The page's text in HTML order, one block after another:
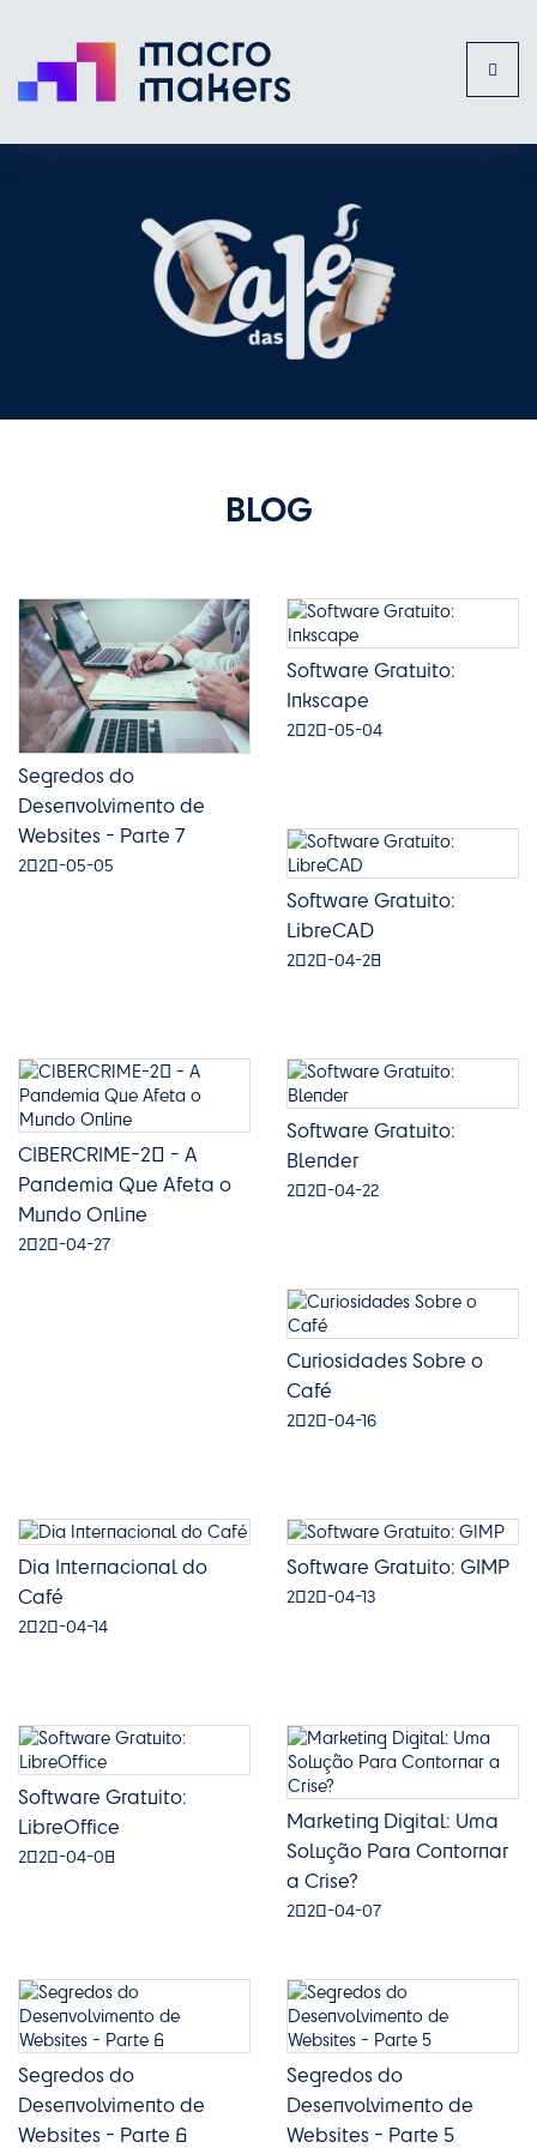
Toggle
BLOG
Segredos do
Desenvolvimento de
Websites - Parte 7
2020-05-05
Software Gratuito:
Inkscape
2020-05-04
Software Gratuito:
LibreCAD
2020-04-28
CIBERCRIME-20 - A
Pandemia Que Afeta o
Mundo Online
2020-04-27
Software Gratuito:
Blender
2020-04-22
Curiosidades Sobre o
Café
2020-04-16
Dia Internacional do
Café
2020-04-14
Software Gratuito: GIMP
2020-04-13
Software Gratuito:
LibreOffice
2020-04-08
Marketing Digital: Uma
Solução Para Contornar
a Crise?
2020-04-07
Segredos do
Desenvolvimento de
Websites - Parte 6
Segredos do
Desenvolvimento de
Websites - Parte 5